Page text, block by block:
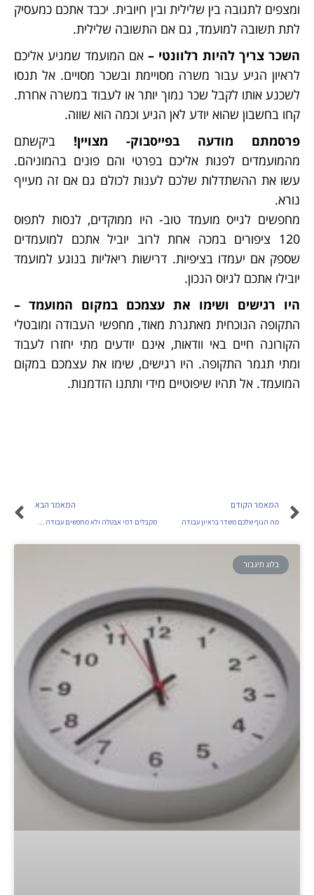
ומצפים לתגובה בין שלילית ובין חיובית. יכבד אתכם כמעסיק
לתת תשובה למועמד, גם אם התשובה שלילית.
השכר צריך להיות רלוונטי – אם המועמד שמגיע אליכם
לראיון הגיע עבור משרה מסויימת ובשכר מסויים. אל תנסו
לשכנע אותו לקבל שכר נמוך יותר או לעבוד במשרה אחרת.
קחו בחשבון שהוא יודע לאן הגיע וכמה הוא שווה.
פרסמתם מודעה בפייסבוק- מצויין! ביקשתם
מהמועמדים לפנות אליכם בפרטי והם פונים בהמוניהם.
עשו את ההשתדלות שלכם לענות לכולם גם אם זה מעייף
נורא.
מחפשים לגייס מועמד טוב- היו ממוקדים, לנסות לתפוס
120 ציפורים במכה אחת לרוב יוביל אתכם למועמדים
שספק אם יעמדו בציפיות. דרישות ריאליות בנוגע למועמד
יובילו אתכם לגיוס הנכון.
היו רגישים ושימו את עצמכם במקום המועמד –
התקופה הנוכחית מאתגרת מאוד, מחפשי העבודה ומובטלי
הקורונה חיים באי וודאות, אינם יודעים מתי יחזרו לעבוד
ומתי תגמר התקופה. היו רגישים, שימו את עצמכם במקום
המועמד. אל תהיו שיפוטיים מידי ותתנו הזדמנות.
המאמר הקודם
מה הגוף שלכם משדר בראיון עבודה
המאמר הבא
מקבלים דמי אבטלה ולא מחפשים עבודה חדשה.
בלוג תיגבור